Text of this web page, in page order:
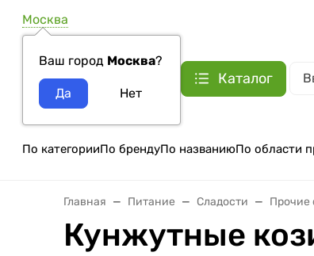
Москва
Ваш город Москва?
Каталог
По категорииПо брендуПо названиюПо области
Главная Питание Сладости Прочие
Кунжутные